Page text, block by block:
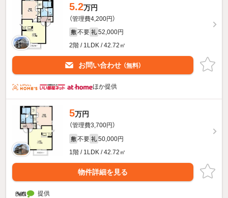
5.2万円
（管理費4,200円）
敷 不要 礼 52,000円
2階 / 1LDK / 42.72㎡
お問い合わせ （無料）
ほか提供
5万円
（管理費3,700円）
敷 不要 礼 50,000円
1階 / 1LDK / 42.72㎡
物件詳細を見る
提供